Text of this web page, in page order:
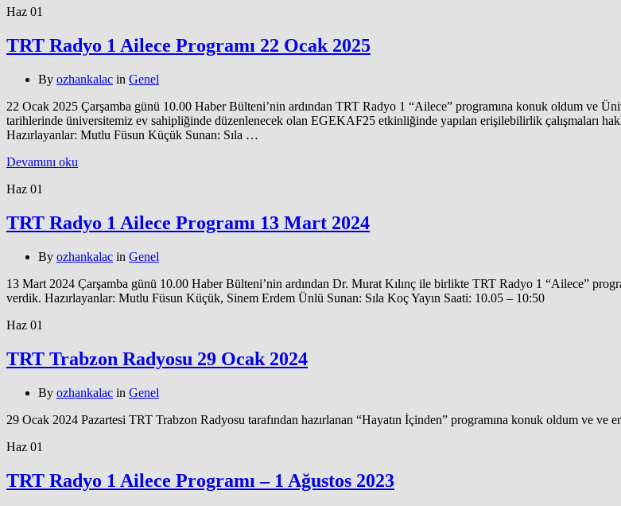
Haz 01
TRT Radyo 1 Ailece Programı 22 Ocak 2025
By ozhankalac in Genel
22 Ocak 2025 Çarşamba günü 10.00 Haber Bülteni’nin ardından TRT Radyo 1 “Ailece” programına konuk oldum ve
tarihlerinde üniversitemiz ev sahipliğinde düzenlenecek olan EGEKAF25 etkinliğinde yapılan erişilebilirlik çalışmaları
Hazırlayanlar: Mutlu Füsun Küçük Sunan: Sıla …
Devamını oku
Haz 01
TRT Radyo 1 Ailece Programı 13 Mart 2024
By ozhankalac in Genel
13 Mart 2024 Çarşamba günü 10.00 Haber Bülteni’nin ardından Dr. Murat Kılınç ile birlikte TRT Radyo 1 “Ailece”
verdik. Hazırlayanlar: Mutlu Füsun Küçük, Sinem Erdem Ünlü Sunan: Sıla Koç Yayın Saati: 10.05 – 10:50
Haz 01
TRT Trabzon Radyosu 29 Ocak 2024
By ozhankalac in Genel
29 Ocak 2024 Pazartesi TRT Trabzon Radyosu tarafından hazırlanan “Hayatın İçinden” programına konuk oldum ve ve
Haz 01
TRT Radyo 1 Ailece Programı – 1 Ağustos 2023